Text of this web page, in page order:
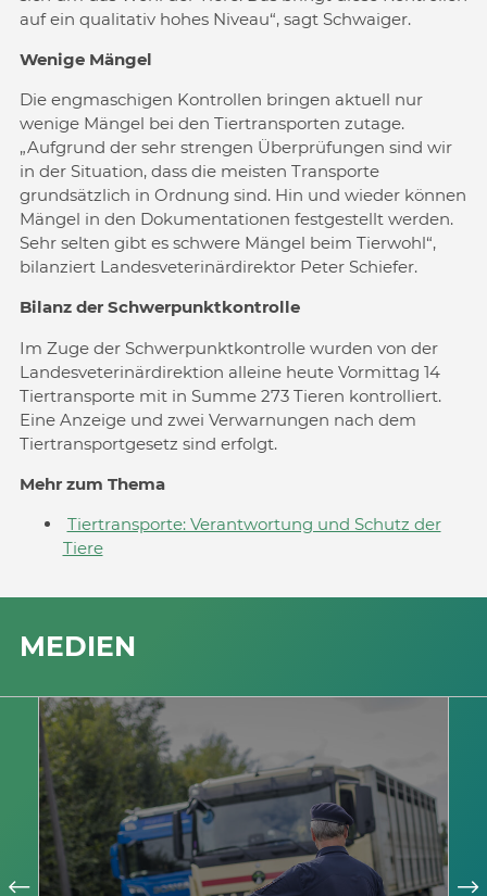
auf ein qualitativ hohes Niveau“, sagt Schwaiger.
Wenige Mängel
Die engmaschigen Kontrollen bringen aktuell nur
wenige Mängel bei den Tiertransporten zutage.
„Aufgrund der sehr strengen Überprüfungen sind wir
in der Situation, dass die meisten Transporte
grundsätzlich in Ordnung sind. Hin und wieder können
Mängel in den Dokumentationen festgestellt werden.
Sehr selten gibt es schwere Mängel beim Tierwohl“,
bilanziert Landesveterinärdirektor Peter Schiefer.
Bilanz der Schwerpunktkontrolle
Im Zuge der Schwerpunktkontrolle wurden von der
Landesveterinärdirektion alleine heute Vormittag 14
Tiertransporte mit in Summe 273 Tieren kontrolliert.
Eine Anzeige und zwei Verwarnungen nach dem
Tiertransportgesetz sind erfolgt.
Mehr zum Thema
Tiertransporte: Verantwortung und Schutz der
Tiere
MEDIEN